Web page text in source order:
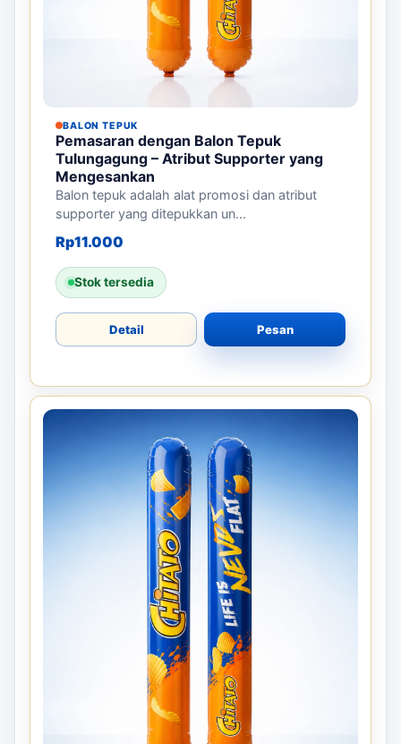
BALON TEPUK
Pemasaran dengan Balon Tepuk
Tulungagung – Atribut Supporter yang
Mengesankan
Balon tepuk adalah alat promosi dan atribut
supporter yang ditepukkan un...
Rp11.000
Stok tersedia
Detail Pesan